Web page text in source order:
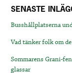
SENASTE
Busshållplatserna
Vad tänker folk om
Sommarens Grani-
glassar